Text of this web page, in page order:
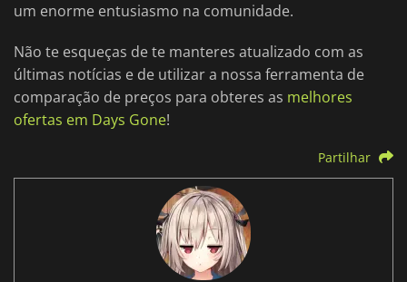
um enorme entusiasmo na comunidade.
Não te esqueças de te manteres atualizado com as
últimas notícias e de utilizar a nossa ferramenta de
comparação de preços para obteres as melhores
ofertas em Days Gone!
Partilhar